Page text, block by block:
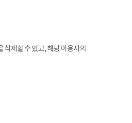
제할 수 있고, 해당 이용자의